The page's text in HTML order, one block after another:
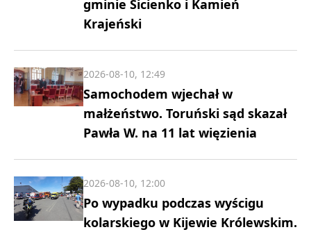
gminie Sicienko i Kamień
Krajeński
Samochodem wjechał w
małżeństwo. Toruński sąd skazał
Pawła W. na 11 lat więzienia
2026-08-10, 12:49
Po wypadku podczas wyścigu
kolarskiego w Kijewie Królewskim.
2026-08-10, 12:00